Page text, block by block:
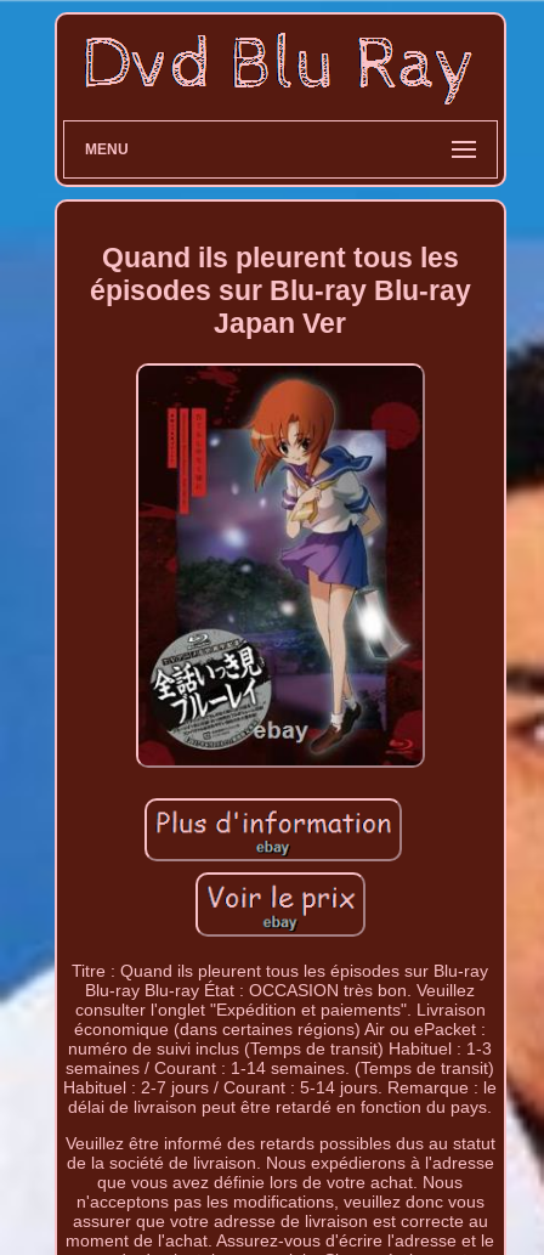
MENU
Quand ils pleurent tous les
épisodes sur Blu-ray Blu-ray
Japan Ver
Titre : Quand ils pleurent tous les épisodes sur Blu-ray
Blu-ray Blu-ray État : OCCASION très bon. Veuillez
consulter l'onglet "Expédition et paiements". Livraison
économique (dans certaines régions) Air ou ePacket :
numéro de suivi inclus (Temps de transit) Habituel : 1-3
semaines / Courant : 1-14 semaines. (Temps de transit)
Habituel : 2-7 jours / Courant : 5-14 jours. Remarque : le
délai de livraison peut être retardé en fonction du pays.
Veuillez être informé des retards possibles dus au statut
de la société de livraison. Nous expédierons à l'adresse
que vous avez définie lors de votre achat. Nous
n'acceptons pas les modifications, veuillez donc vous
assurer que votre adresse de livraison est correcte au
moment de l'achat. Assurez-vous d'écrire l'adresse et le